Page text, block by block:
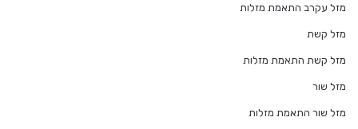
מזל עקרב התאמת מזלות
מזל קשת
מזל קשת התאמת מזלות
מזל שור
מזל שור התאמת מזלות